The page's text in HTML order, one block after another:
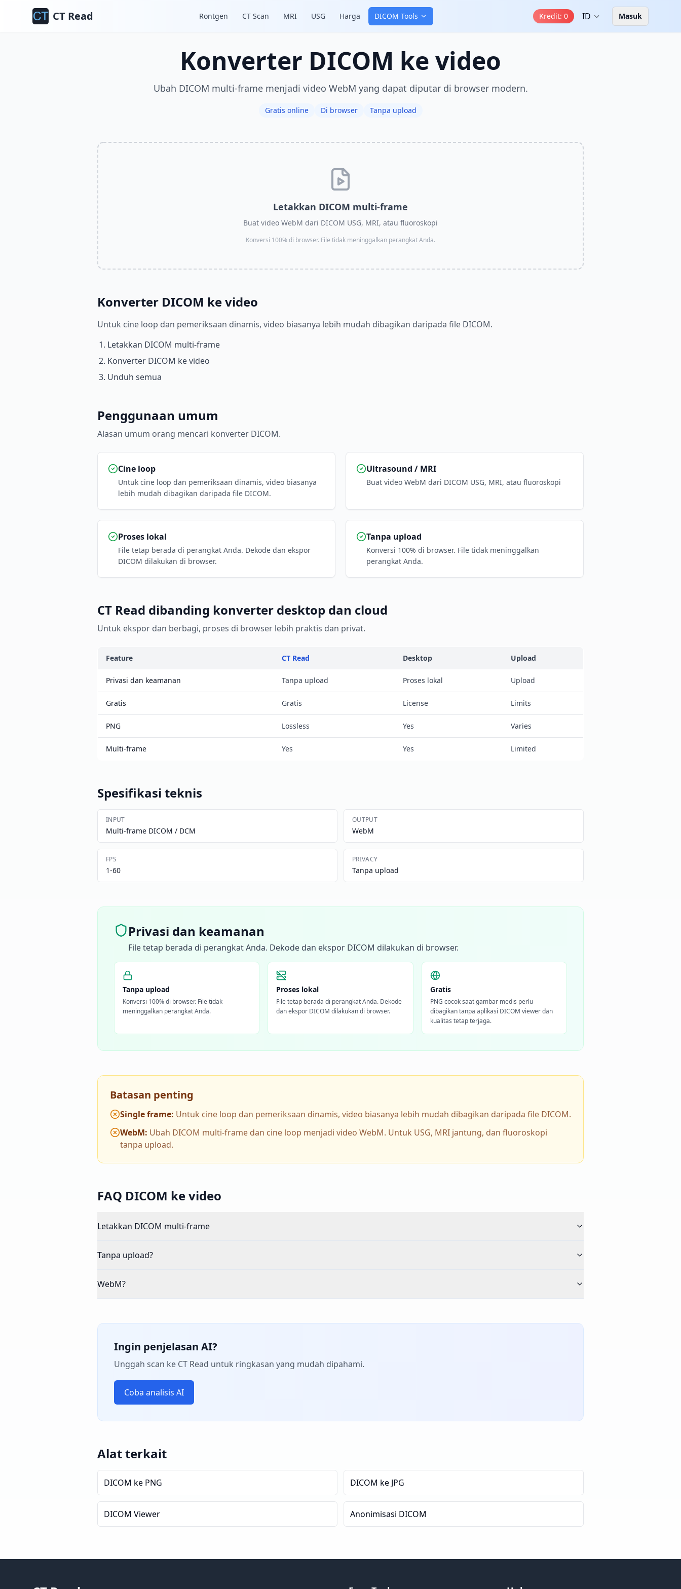
CT Read Rontgen CT Scan MRI USG Harga DICOM Tools Kredit: 0 ID Masuk
Konverter DICOM ke video
Ubah DICOM multi-frame menjadi video WebM yang dapat diputar di browser modern.
Gratis online Di browser Tanpa upload
Letakkan DICOM multi-frame
Buat video WebM dari DICOM USG, MRI, atau fluoroskopi
Konversi 100% di browser. File tidak meninggalkan perangkat Anda.
Konverter DICOM ke video
Untuk cine loop dan pemeriksaan dinamis, video biasanya lebih mudah dibagikan daripada file DICOM.
Letakkan DICOM multi-frame
Konverter DICOM ke video
Unduh semua
Penggunaan umum
Alasan umum orang mencari konverter DICOM.
Cine loop
Untuk cine loop dan pemeriksaan dinamis, video biasanya
lebih mudah dibagikan daripada file DICOM.
Ultrasound / MRI
Buat video WebM dari DICOM USG, MRI, atau fluoroskopi
Proses lokal
File tetap berada di perangkat Anda. Dekode dan ekspor
DICOM dilakukan di browser.
Tanpa upload
Konversi 100% di browser. File tidak meninggalkan
perangkat Anda.
CT Read dibanding konverter desktop dan cloud
Untuk ekspor dan berbagi, proses di browser lebih praktis dan privat.
Feature CT Read Desktop Upload
Privasi dan keamanan Tanpa upload Proses lokal Upload
Gratis Gratis License Limits
PNG Lossless Yes Varies
Multi-frame Yes Yes Limited
Spesifikasi teknis
INPUT
Multi-frame DICOM / DCM
OUTPUT
WebM
FPS
1-60
PRIVACY
Tanpa upload
Privasi dan keamanan
File tetap berada di perangkat Anda. Dekode dan ekspor DICOM dilakukan di browser.
Tanpa upload
Konversi 100% di browser. File tidak
meninggalkan perangkat Anda.
Proses lokal
File tetap berada di perangkat Anda. Dekode
dan ekspor DICOM dilakukan di browser.
Gratis
PNG cocok saat gambar medis perlu
dibagikan tanpa aplikasi DICOM viewer dan
kualitas tetap terjaga.
Batasan penting
Single frame: Untuk cine loop dan pemeriksaan dinamis, video biasanya lebih mudah dibagikan daripada file DICOM.
WebM: Ubah DICOM multi-frame dan cine loop menjadi video WebM. Untuk USG, MRI jantung, dan fluoroskopi
tanpa upload.
FAQ DICOM ke video
Letakkan DICOM multi-frame
Tanpa upload?
WebM?
Ingin penjelasan AI?
Unggah scan ke CT Read untuk ringkasan yang mudah dipahami.
Coba analisis AI
Alat terkait
DICOM ke PNG DICOM ke JPG
DICOM Viewer Anonimisasi DICOM